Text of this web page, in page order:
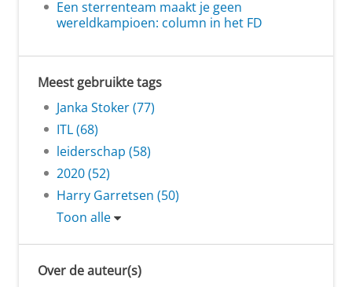
Een sterrenteam maakt je geen
wereldkampioen: column in het FD
Meest gebruikte tags
Janka Stoker (77)
ITL (68)
leiderschap (58)
2020 (52)
Harry Garretsen (50)
Toon alle
Over de auteur(s)